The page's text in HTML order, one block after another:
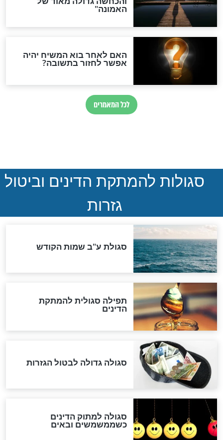
נהרגו בדרום לבנון
ההסכם החשאי של טראמפ
סימני שאלה
שורדת השואה שחוגגת 100:
"מודה לקב"ה על כל השנים"
לכל המאמרים
אחרית הימים
האם אפשר לחשב את הקץ?
מה יהיה בימות המשיח?